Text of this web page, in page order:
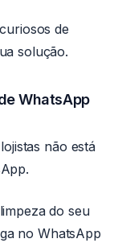
de
solução.
WhatsApp
não está
do seu
no WhatsApp